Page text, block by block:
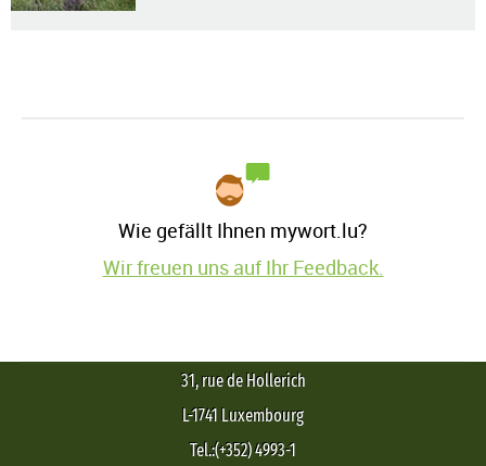
Wie gefällt Ihnen mywort.lu?
Wir freuen uns auf Ihr Feedback.
31, rue de Hollerich
L-1741 Luxembourg
Tel.:(+352) 4993-1